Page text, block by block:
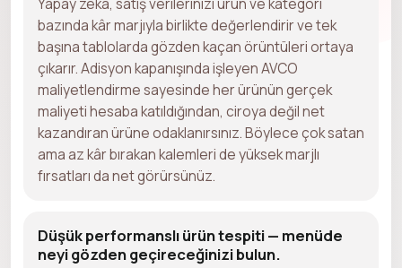
bazında kâr marjıyla birlikte değerlendirir ve tek
başına tablolarda gözden kaçan örüntüleri ortaya
çıkarır. Adisyon kapanışında işleyen AVCO
maliyetlendirme sayesinde her ürünün gerçek
maliyeti hesaba katıldığından, ciroya değil net
kazandıran ürüne odaklanırsınız. Böylece çok satan
ama az kâr bırakan kalemleri de yüksek marjlı
fırsatları da net görürsünüz.
Düşük performanslı ürün tespiti — menüde
neyi gözden geçireceğinizi bulun.